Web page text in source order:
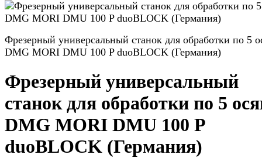
Фрезерный универсальный станок для обработки по 5
DMG MORI DMU 100 P duoBLOCK (Германия)
Фрезерный универсальный
станок для обработки по 5
DMG MORI DMU 100 P
duoBLOCK (Германия)